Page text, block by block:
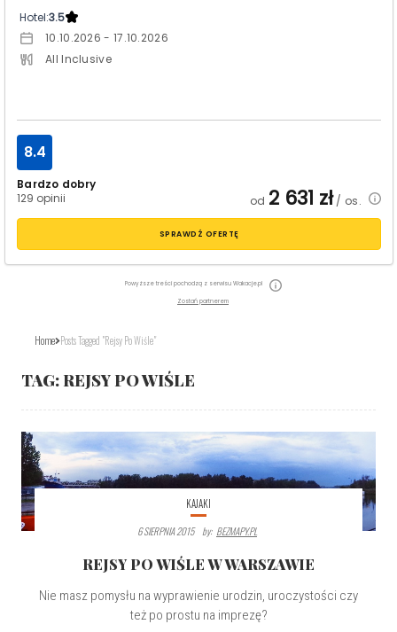
Hotel:3.5
10.10.2026 - 17.10.2026
All Inclusive
Bardzo dobry
129 opinii
8.4
od 2 631 zł/ os.
SPRAWDŹ OFERTĘ
Powyższe treści pochodzą z serwisu Wakacje.pl
Zostań partnerem
Home Posts Tagged "rejsy Po Wiśle"
TAG: REJSY PO WIŚLE
KAJAKI
6 SIERPNIA 2015
By: BEZMAPY.PL
REJSY PO WIŚLE W WARSZAWIE
Nie masz pomysłu na wyprawienie urodzin, uroczystości czy
też po prostu na imprezę?